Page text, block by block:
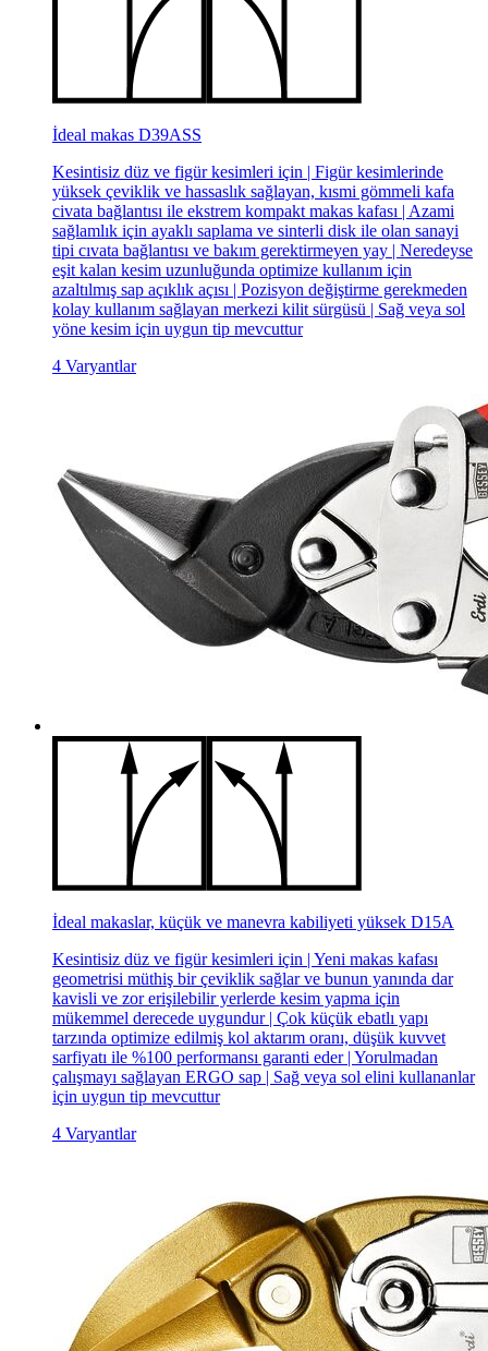
İdeal makas D39ASS
Kesintisiz düz ve figür kesimleri için | Figür kesimlerinde
yüksek çeviklik ve hassaslık sağlayan, kısmi gömmeli kafa
civata bağlantısı ile ekstrem kompakt makas kafası | Azami
sağlamlık için ayaklı saplama ve sinterli disk ile olan sanayi
tipi cıvata bağlantısı ve bakım gerektirmeyen yay | Neredeyse
eşit kalan kesim uzunluğunda optimize kullanım için
azaltılmış sap açıklık açısı | Pozisyon değiştirme gerekmeden
kolay kullanım sağlayan merkezi kilit sürgüsü | Sağ veya sol
yöne kesim için uygun tip mevcuttur
4 Varyantlar
İdeal makaslar, küçük ve manevra kabiliyeti yüksek D15A
Kesintisiz düz ve figür kesimleri için | Yeni makas kafası
geometrisi müthiş bir çeviklik sağlar ve bunun yanında dar
kavisli ve zor erişilebilir yerlerde kesim yapma için
mükemmel derecede uygundur | Çok küçük ebatlı yapı
tarzında optimize edilmiş kol aktarım oranı, düşük kuvvet
sarfiyatı ile %100 performansı garanti eder | Yorulmadan
çalışmayı sağlayan ERGO sap | Sağ veya sol elini kullananlar
için uygun tip mevcuttur
4 Varyantlar